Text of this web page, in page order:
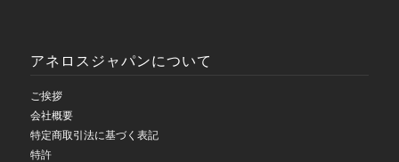
アネロスジャパンについて
ご挨拶
会社概要
特定商取引法に基づく表記
特許